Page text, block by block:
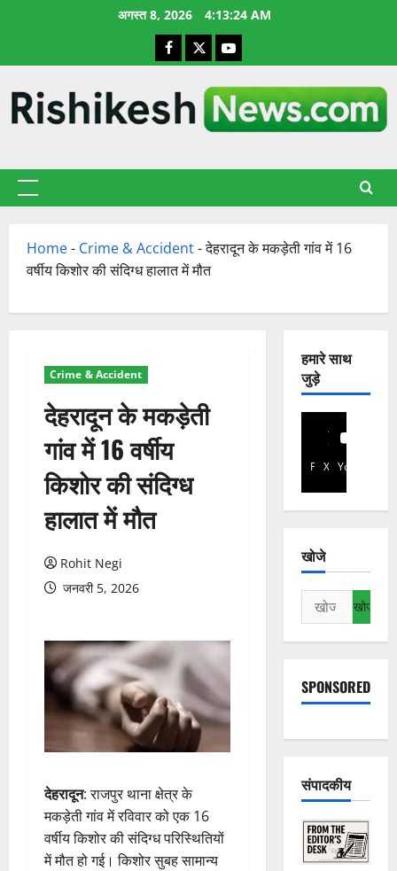
अगस्त 8, 2026 4:13:24 AM
Facebook
X YouTube
प्राथमिक
Home- Crime & Accident-देहरादून के मकड़ेती गांव में 16
वर्षीय किशोर की संदिग्ध हालात में मौत
Crime & Accident
देहरादून के मकड़ेती
गांव में 16 वर्षीय
किशोर की संदिग्ध
हालात में मौत
Rohit Negi
जनवरी 5, 2026
देहरादून: राजपुर थाना क्षेत्र के
मकड़ेती गांव में रविवार को एक 16
वर्षीय किशोर की संदिग्ध परिस्थितियों
में मौत हो गई। किशोर सुबह सामान्य
हमारे साथ
जुड़े
Facebook
X YouTube
खोजे
निम्न
को
खोजें:
SPONSORED
संपादकीय